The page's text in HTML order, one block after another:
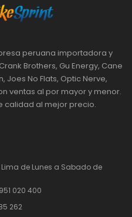
peruana importadora y
Brothers, Gu Energy, Cane
Joes No Flats, Optic Nerve,
ventas al por mayor y menor.
calidad al mejor precio.
de Lunes a Sabado de
020 400
262